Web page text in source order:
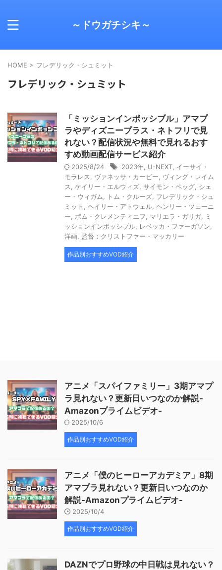
～ドウガチシキ～
HOME > フレデリック・シュミット
フレデリック・シュミット
「ミッションインポッシブル」アマプ
ラやディズニープラス・ネトフリで見
れない？配信状況や無料で見れるおす
すめ動画配信サービス紹介
2025/8/24 2023年 U-NEXT イーサイ・
モラレス
ヴァネッサ・カービー
ヴィング・レイム
ス
ケイリー・エルウィズ サイモン・ペッグ シェ
ー・ウィガム
トム・クルーズ フレデリック・シュ
ミット
ヘイリー・アトウェル ヘンリー・ツェーニ
ー
ポム・クレメンティエフ マリエラ・ガリガ
ミ
ッションインポッシブル
レベッカ・ファーガソン
洋画 監督：クリストファー・マッカリー
作品別おすすめVOD紹介
アニメ「スパイファミリー」3期アマプ
ラ見れない？更新日いつなのか解説-
Amazonプライムビデオ-
2025/10/6
作品別おすすめVOD紹介
アニメ「僕のヒーローアカデミア」8期
アマプラ見れない？更新日いつなのか
解説-Amazonプライムビデオ-
2025/10/4
作品別おすすめVOD紹介
DAZNでプロ野球の中日戦は見れない？